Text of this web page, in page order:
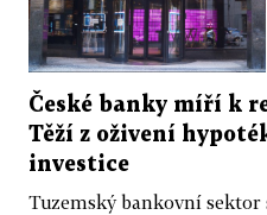
České banky míří k
Těží z oživení
investice
Tuzemský bankovní